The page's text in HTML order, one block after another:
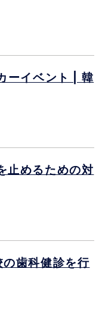
ーイベント | 韓
止めるための対
の歯科健診を行